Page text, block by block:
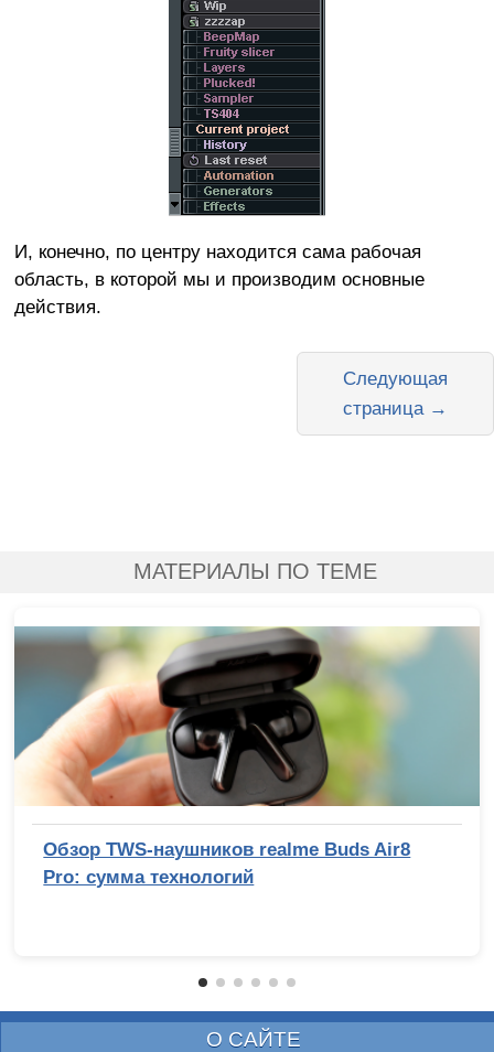
И, конечно, по центру находится сама рабочая
область, в которой мы и производим основные
действия.
Следующая
страница →
МАТЕРИАЛЫ ПО ТЕМЕ
Обзор TWS-наушников realme Buds Air8
Pro: сумма технологий
О САЙТЕ